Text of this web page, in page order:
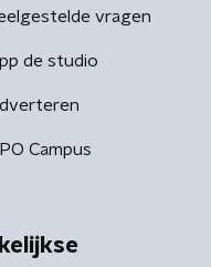
vragen
de studio
Campus